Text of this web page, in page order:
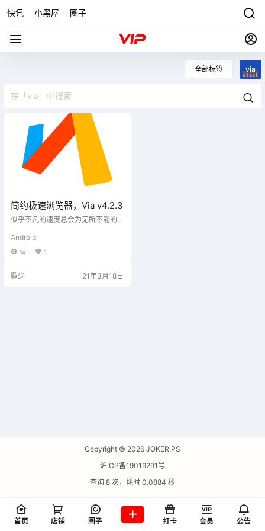
快讯 小黑屋 圈子
全部标签 via
简约极速浏览器，Via v4.2.3
似乎不凡的速度总会为无所不能的
繁杂的功能牺牲，Via 浏览器在打破
陈规旧则，让你看到另种可能。简
的插件系统，各式各样的小工具，
Android
54 0
鹏少 21年3月18日
Copyright © 2026 JOKER.PS
沪ICP备19019291号
查询 8 次，耗时 0.0884 秒
首页 店铺 圈子 打卡 会员 公告